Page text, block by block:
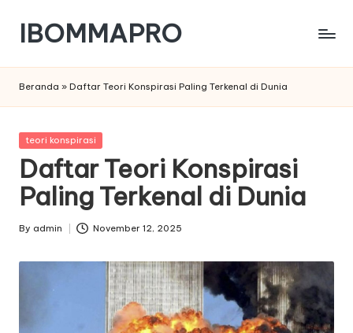
content
IBOMMAPRO
Beranda » Daftar Teori Konspirasi Paling Terkenal di Dunia
Posted
teori konspirasi
Daftar Teori Konspirasi
Paling Terkenal di Dunia
Posted
By admin November 12, 2025